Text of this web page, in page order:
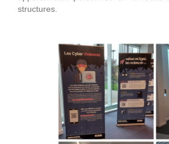
structures.